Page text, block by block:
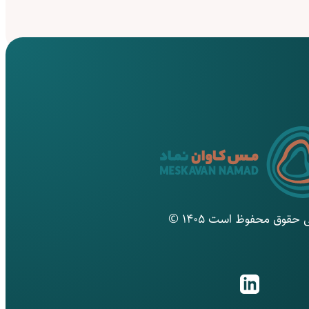
حقوق محفوظ است ۱۴۰۵ ©